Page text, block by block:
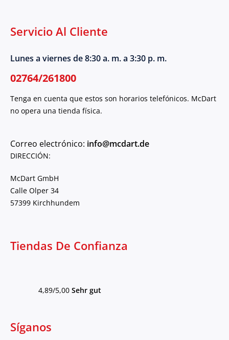
Servicio Al Cliente
Lunes a viernes de 8:30 a. m. a 3:30 p. m.
02764/261800
Tenga en cuenta que estos son horarios telefónicos. McDart
no opera una tienda física.
Correo electrónico: info@mcdart.de
DIRECCIÓN:
McDart GmbH
Calle Olper 34
57399 Kirchhundem
Tiendas De Confianza
4,89/5,00 Sehr gut
Síganos